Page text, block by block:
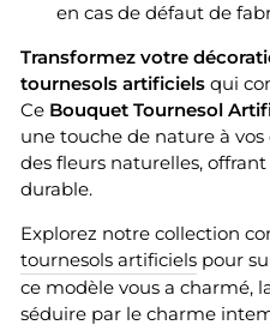
en cas de défaut de
Transformez votre
tournesols artificiels qui
Ce Bouquet Tournesol
une touche de nature à vos
des fleurs naturelles,
durable.
Explorez notre collection
tournesols artificiels pour
ce modèle vous a charmé,
séduire par le charme